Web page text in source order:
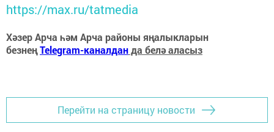
https://max.ru/tatmedia
Хәзер Арча һәм Арча районы яңалыкларын
безнеңTelegram-каналданда белә аласыз
Перейти на страницу новости